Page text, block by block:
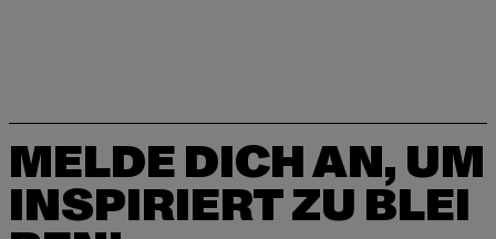
MELDE DICH AN, UM
INSPIRIERT ZU BLEI